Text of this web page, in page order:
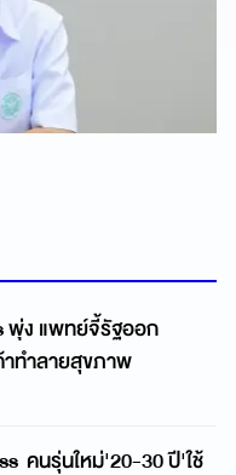
พุ่ง แพทย์จี้รัฐออก
ทำลายสุขภาพ
คนรุ่นใหม่'20-30 ปี'ใช้